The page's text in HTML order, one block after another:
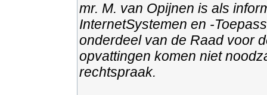
mr. M. van Opijnen is als
InternetSystemen en -
onderdeel van de Raad voor
opvattingen komen niet
rechtspraak.